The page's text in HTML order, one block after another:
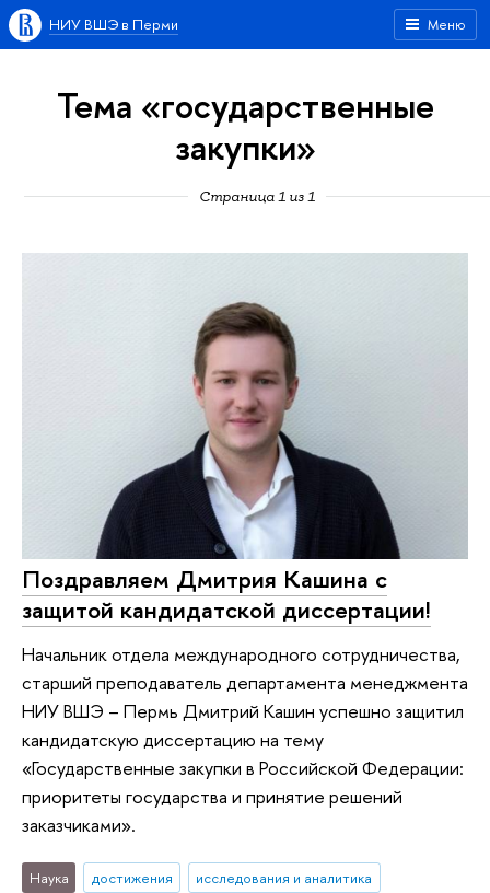
Меню
НИУ ВШЭ в Перми
Тема «государственные
закупки»
Страница 1 из 1
Поздравляем Дмитрия Кашина с
защитой кандидатской диссертации!
Начальник отдела международного сотрудничества,
старший преподаватель департамента менеджмента
НИУ ВШЭ – Пермь Дмитрий Кашин успешно защитил
кандидатскую диссертацию на тему
«Государственные закупки в Российской Федерации:
приоритеты государства и принятие решений
заказчиками».
Наука достижения
исследования и аналитика